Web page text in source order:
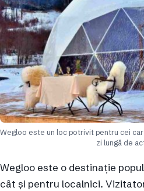
Wegloo este un loc potrivit pentru cei
zi lungă de
Wegloo este o destinație
cât și pentru localnici.